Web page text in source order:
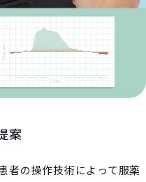
案
者の操作技術によって服薬